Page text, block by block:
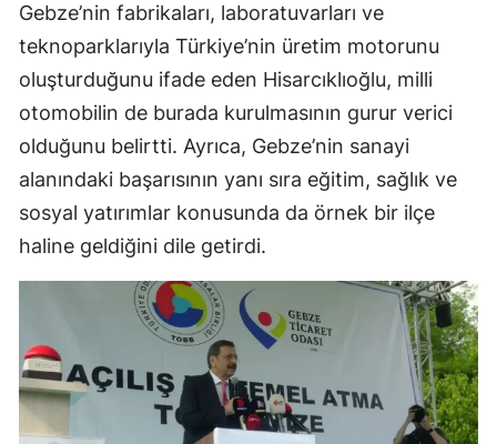
Gebze’nin fabrikaları, laboratuvarları ve
teknoparklarıyla Türkiye’nin üretim motorunu
oluşturduğunu ifade eden Hisarcıklıoğlu, milli
otomobilin de burada kurulmasının gurur verici
olduğunu belirtti. Ayrıca, Gebze’nin sanayi
alanındaki başarısının yanı sıra eğitim, sağlık ve
sosyal yatırımlar konusunda da örnek bir ilçe
haline geldiğini dile getirdi.